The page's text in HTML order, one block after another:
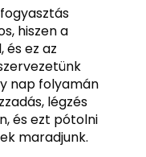
hiszen a
és ez az
nap folyamán
légzés
és ezt pótolni
maradjunk.